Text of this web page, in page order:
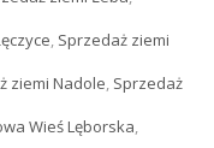
, Sprzedaż ziemi
ziemi Nadole, Sprzedaż
Wieś Lęborska,